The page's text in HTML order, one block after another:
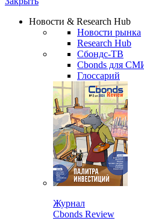
Новости & Research Hub
Новости рынка
Research Hub
Сбондс-ТВ
Cbonds для
Глоссарий
Журнал
Cbonds Review